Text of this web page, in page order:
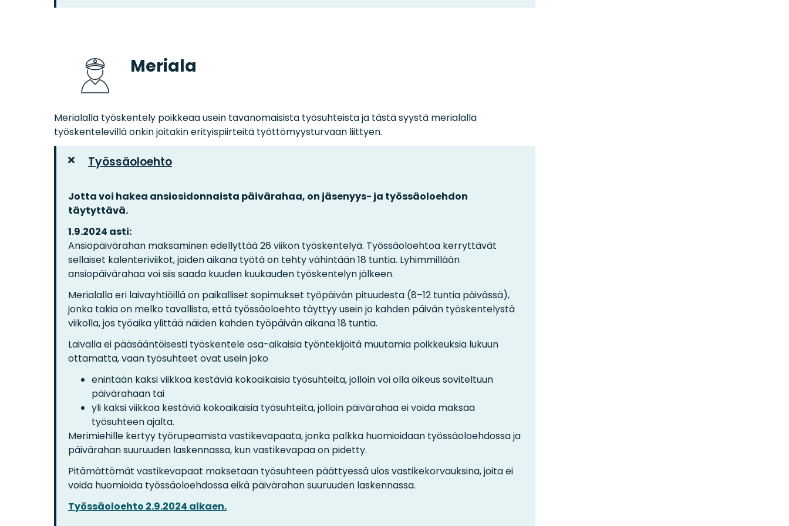
Meriala
Merialalla työskentely poikkeaa usein tavanomaisista työsuhteista ja tästä syystä merialalla
työskentelevillä onkin joitakin erityispiirteitä työttömyysturvaan liittyen.
Työssäoloehto
Jotta voi hakea ansiosidonnaista päivärahaa, on jäsenyys- ja työssäoloehdon
täytyttävä.
1.9.2024 asti:
Ansiopäivärahan maksaminen edellyttää 26 viikon työskentelyä. Työssäoloehtoa kerryttävät
sellaiset kalenteriviikot, joiden aikana työtä on tehty vähintään 18 tuntia. Lyhimmillään
ansiopäivärahaa voi siis saada kuuden kuukauden työskentelyn jälkeen.
Merialalla eri laivayhtiöillä on paikalliset sopimukset työpäivän pituudesta (8–12 tuntia päivässä),
jonka takia on melko tavallista, että työssäoloehto täyttyy usein jo kahden päivän työskentelystä
viikolla, jos työaika ylittää näiden kahden työpäivän aikana 18 tuntia.
Laivalla ei pääsääntöisesti työskentele osa-aikaisia työntekijöitä muutamia poikkeuksia lukuun
ottamatta, vaan työsuhteet ovat usein joko
enintään kaksi viikkoa kestäviä kokoaikaisia työsuhteita, jolloin voi olla oikeus soviteltuun
päivärahaan tai
yli kaksi viikkoa kestäviä kokoaikaisia työsuhteita, jolloin päivärahaa ei voida maksaa
työsuhteen ajalta.
Merimiehille kertyy työrupeamista vastikevapaata, jonka palkka huomioidaan työssäoloehdossa ja
päivärahan suuruuden laskennassa, kun vastikevapaa on pidetty.
Pitämättömät vastikevapaat maksetaan työsuhteen päättyessä ulos vastikekorvauksina, joita ei
voida huomioida työssäoloehdossa eikä päivärahan suuruuden laskennassa.
Työssäoloehto 2.9.2024 alkaen.